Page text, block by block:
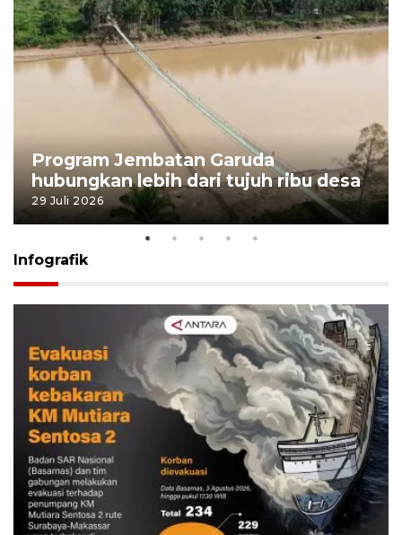
Program Jembatan Garuda
hubungkan lebih dari tujuh ribu desa
29 Juli 2026
Infografik